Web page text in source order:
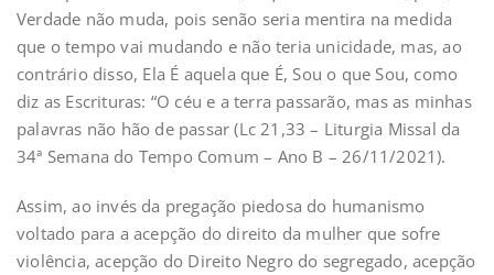
Verdade não muda, pois senão seria mentira na medida
que o tempo vai mudando e não teria unicidade, mas, ao
contrário disso, Ela É aquela que É, Sou o que Sou, como
diz as Escrituras: “O céu e a terra passarão, mas as minhas
palavras não hão de passar (Lc 21,33 – Liturgia Missal da
34ª Semana do Tempo Comum – Ano B – 26/11/2021).
Assim, ao invés da pregação piedosa do humanismo
voltado para a acepção do direito da mulher que sofre
violência, acepção do Direito Negro do segregado, acepção